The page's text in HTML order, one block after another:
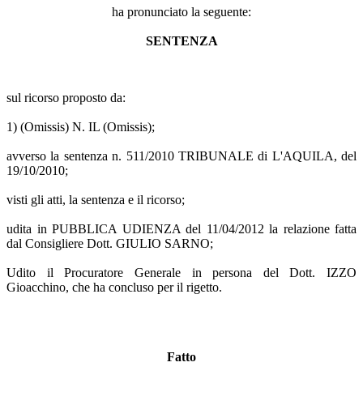
ha pronunciato la seguente:
SENTENZA
sul ricorso proposto da:
1) (Omissis) N. IL (Omissis);
avverso la sentenza n. 511/2010 TRIBUNALE di L'AQUILA, del
19/10/2010;
visti gli atti, la sentenza e il ricorso;
udita in PUBBLICA UDIENZA del 11/04/2012 la relazione fatta
dal Consigliere Dott. GIULIO SARNO;
Udito il Procuratore Generale in persona del Dott. IZZO
Gioacchino, che ha concluso per il rigetto.
Fatto